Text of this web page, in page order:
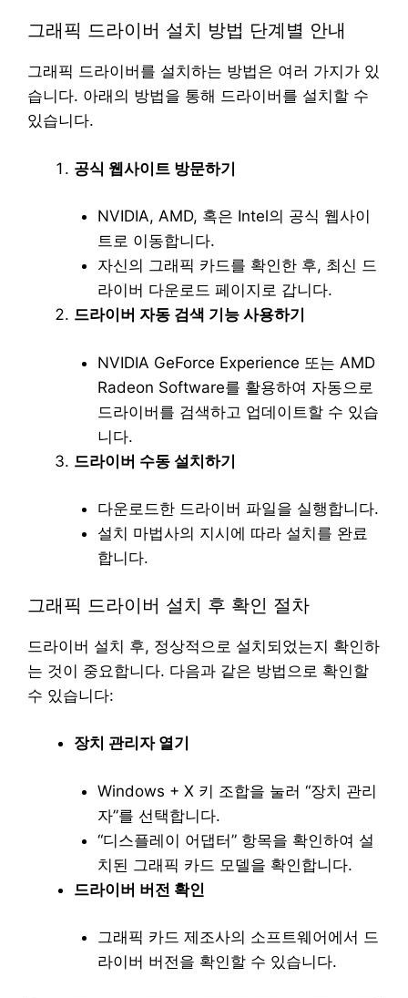
그래픽 드라이버 설치 방법 단계별 안내
그래픽 드라이버를 설치하는 방법은 여러 가지가 있
습니다. 아래의 방법을 통해 드라이버를 설치할 수
있습니다.
공식 웹사이트 방문하기
NVIDIA, AMD, 혹은 Intel의 공식 웹사이
트로 이동합니다.
자신의 그래픽 카드를 확인한 후, 최신 드
라이버 다운로드 페이지로 갑니다.
드라이버 자동 검색 기능 사용하기
NVIDIA GeForce Experience 또는 AMD
Radeon Software를 활용하여 자동으로
드라이버를 검색하고 업데이트할 수 있습
니다.
드라이버 수동 설치하기
다운로드한 드라이버 파일을 실행합니다.
설치 마법사의 지시에 따라 설치를 완료
합니다.
그래픽 드라이버 설치 후 확인 절차
드라이버 설치 후, 정상적으로 설치되었는지 확인하
는 것이 중요합니다. 다음과 같은 방법으로 확인할
수 있습니다:
장치 관리자 열기
Windows + X 키 조합을 눌러 “장치 관리
자”를 선택합니다.
“디스플레이 어댑터” 항목을 확인하여 설
치된 그래픽 카드 모델을 확인합니다.
드라이버 버전 확인
그래픽 카드 제조사의 소프트웨어에서 드
라이버 버전을 확인할 수 있습니다.